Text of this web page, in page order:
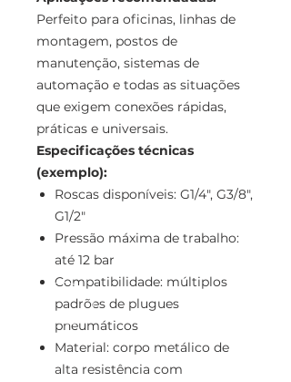
Perfeito para oficinas, linhas de
montagem, postos de
manutenção, sistemas de
automação e todas as situações
que exigem conexões rápidas,
práticas e universais.
Especificações técnicas
(exemplo):
Roscas disponíveis: G1/4", G3/8",
G1/2"
Pressão máxima de trabalho:
até 12 bar
Compatibilidade: múltiplos
padrões de plugues
pneumáticos
Material: corpo metálico de
alta resistência com